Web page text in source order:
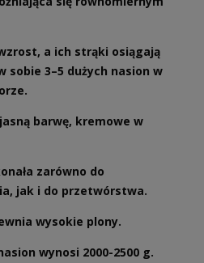
a ich strąki osiągają
sobie 3–5 dużych nasion w
barwę, kremowe w
zarówno do
jak i do przetwórstwa.
wysokie plony.
wynosi 2000-2500 g.